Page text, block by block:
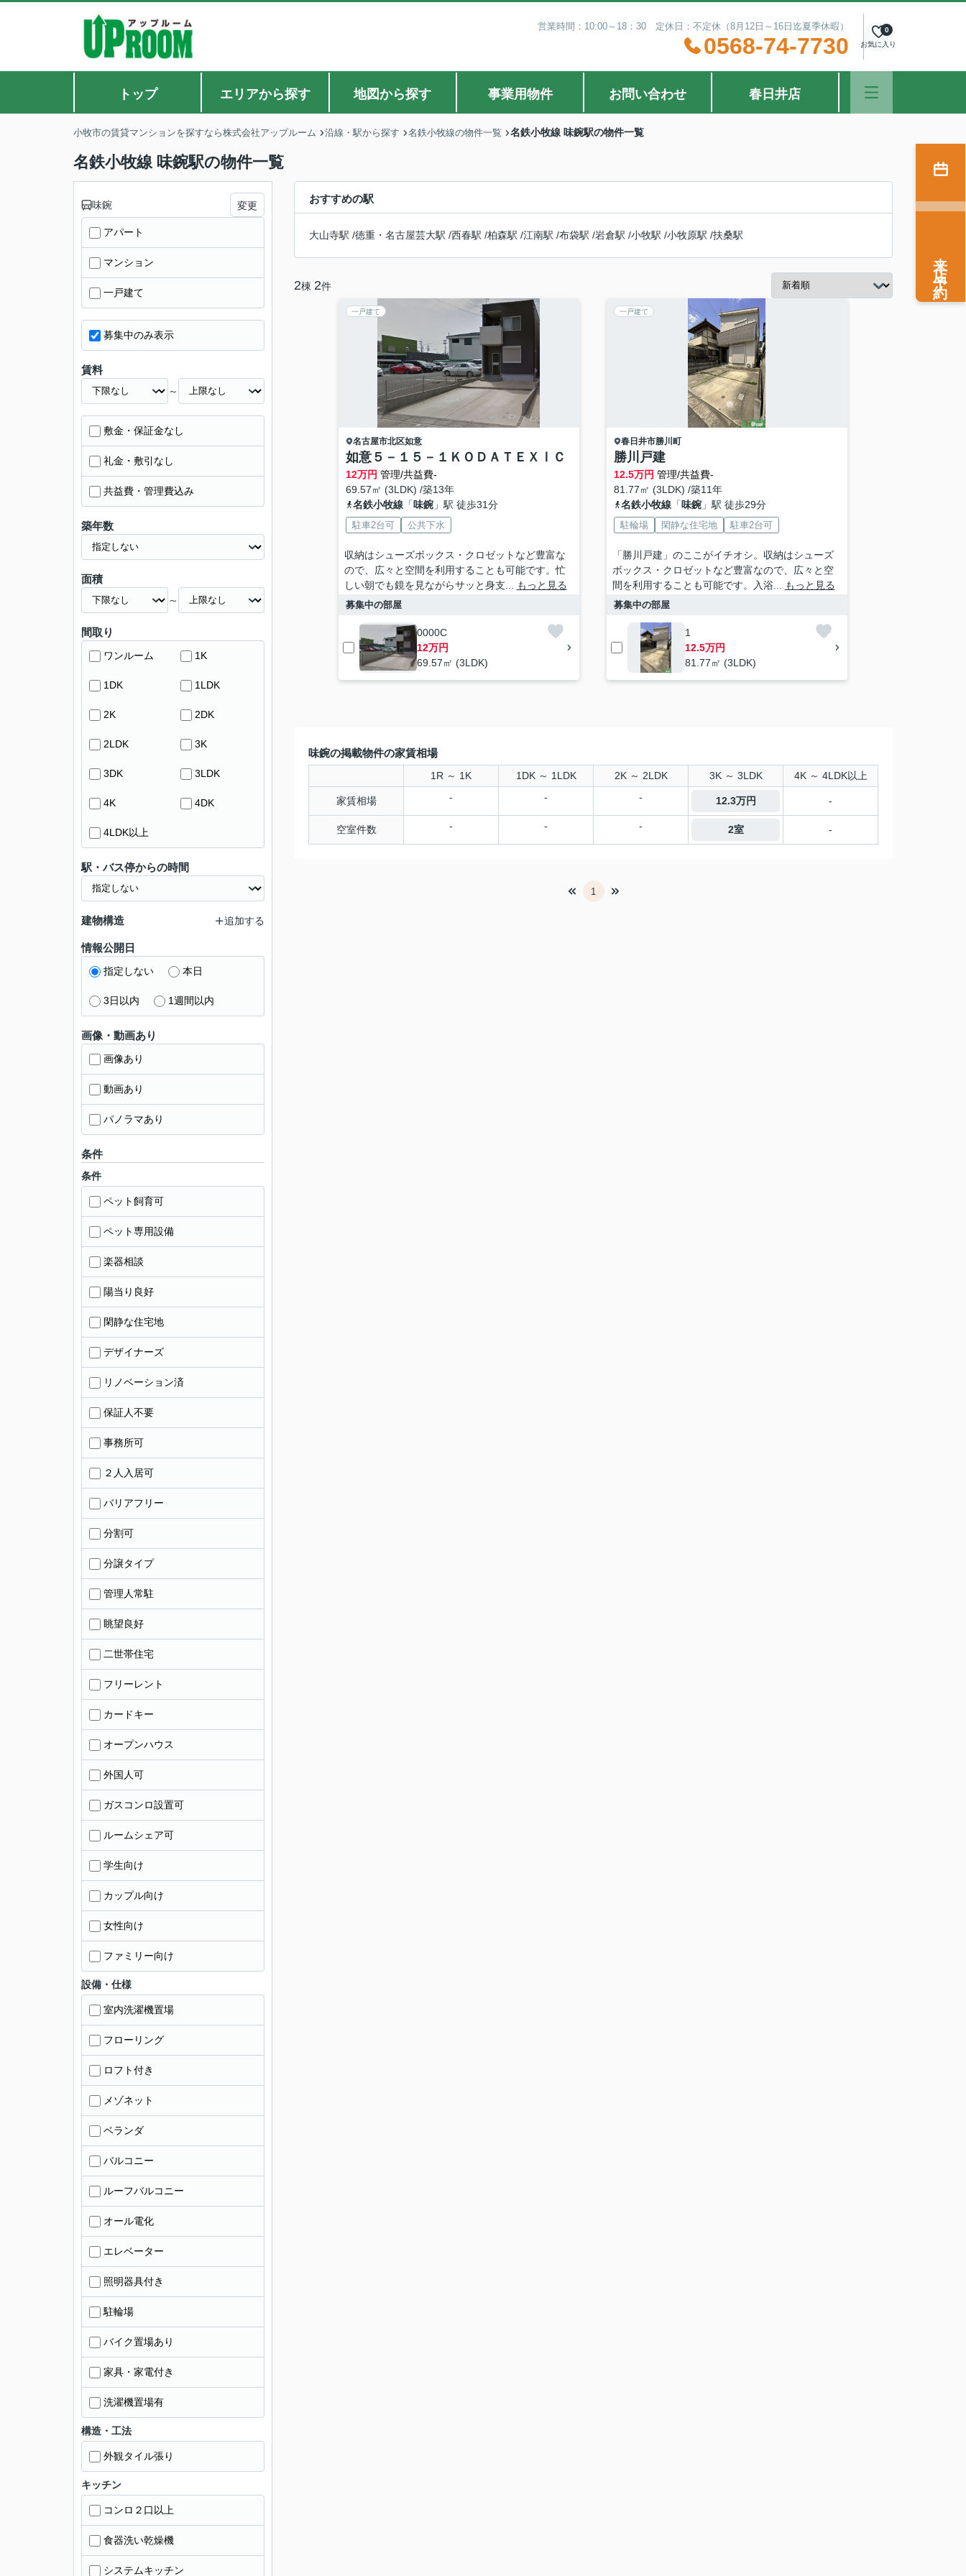
営業時間：10:00～18：30 定休日：不定休（8月12日～16日迄夏季休暇）
0568-74-7730 お気に入り
0
トップ エリアから探す 地図から探す 事業用物件 お問い合わせ 春日井店
小牧市の賃貸マンションを探すなら株式会社アップルーム 沿線・駅から探す 名鉄小牧線の物件一覧 名鉄小牧線 味鋺駅の物件一覧
名鉄小牧線 味鋺駅の物件一覧
おすすめの駅
大山寺駅 /徳重・名古屋芸大駅 /西春駅 /柏森駅 /江南駅 /布袋駅 /岩倉駅 /小牧駅 /小牧原駅 /扶桑駅
2棟 2件
一戸建て
名古屋市北区如意
如意５－１５－１ＫＯＤＡＴＥＸⅠＣ
12万円 管理/共益費-
69.57㎡ (3LDK) /築13年
名鉄小牧線「 味鋺」駅 徒歩31分
駐車2台可 公共下水
収納はシューズボックス・クロゼットなど豊富な
ので、広々と空間を利用することも可能です。忙
しい朝でも鏡を見ながらサッと身支...
もっと見る
募集中の部屋
0000C
12万円
69.57㎡ (3LDK)
一戸建て
春日井市勝川町
勝川戸建
12.5万円 管理/共益費-
81.77㎡ (3LDK) /築11年
名鉄小牧線「 味鋺」駅 徒歩29分
駐輪場 閑静な住宅地 駐車2台可
「勝川戸建」のここがイチオシ。収納はシューズ
ボックス・クロゼットなど豊富なので、広々と空
間を利用することも可能です。入浴...
もっと見る
募集中の部屋
1
12.5万円
81.77㎡ (3LDK)
味鋺の掲載物件の家賃相場
1R ～ 1K 1DK ～ 1LDK 2K ～ 2LDK 3K ～ 3LDK 4K ～ 4LDK以上
家賃相場 - - - 12.3万円 -
空室件数 - - - 2室 -
1
味鋺 変更
アパート
マンション
一戸建て
募集中のみ表示
賃料
～
敷金・保証金なし
礼金・敷引なし
共益費・管理費込み
築年数
面積
～
間取り
ワンルーム 1K
1DK 1LDK
2K 2DK
2LDK 3K
3DK 3LDK
4K 4DK
4LDK以上
駅・バス停からの時間
建物構造 追加する
情報公開日
指定しない 本日
3日以内 1週間以内
画像・動画あり
画像あり
動画あり
パノラマあり
条件
条件
ペット飼育可
ペット専用設備
楽器相談
陽当り良好
閑静な住宅地
デザイナーズ
リノベーション済
保証人不要
事務所可
２人入居可
バリアフリー
分割可
分譲タイプ
管理人常駐
眺望良好
二世帯住宅
フリーレント
カードキー
オープンハウス
外国人可
ガスコンロ設置可
ルームシェア可
学生向け
カップル向け
女性向け
ファミリー向け
設備・仕様
室内洗濯機置場
フローリング
ロフト付き
メゾネット
ベランダ
バルコニー
ルーフバルコニー
オール電化
エレベーター
照明器具付き
駐輪場
バイク置場あり
家具・家電付き
洗濯機置場有
構造・工法
外観タイル張り
キッチン
コンロ２口以上
食器洗い乾燥機
システムキッチン
来店予約